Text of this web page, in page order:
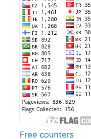
Free counters